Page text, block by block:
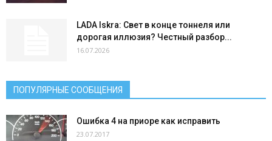
LADA Iskra: Свет в конце тоннеля или
дорогая иллюзия? Честный разбор...
16.07.2026
ПОПУЛЯРНЫЕ СООБЩЕНИЯ
Ошибка 4 на приоре как исправить
23.07.2017